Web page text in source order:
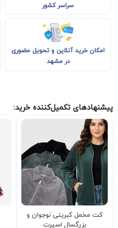
سراسر کشور
امکان خرید آنلاین و تحویل حضوری
در مشهد
پیشنهادهای تکمیل‌کننده خرید:
کت مخمل کبریتی نوجوان و
بزرگسال اسپرت